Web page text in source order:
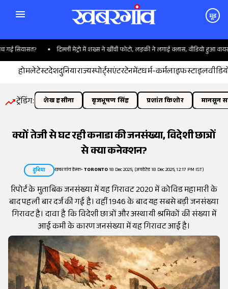
मूड
दिल्ली मेट्रो में शख्स ने खींची फोटो, लड़की ने लगाई क्लास, वीडियो हुआ वायरल
होमलेटेस्टदेशदुनियाराज्यस्पोर्ट्सएंटरटेनमेंटधर्म-कर्मलाइफस्टाइल
ट्रेंडिंग: शेख हसीना बृजभूषण सिंह प्रशांत किशोर मानसून
क्यों तेजी से घट रही कनाडा की जनसंख्या, विदेशी छात्रों
से क्या कनेक्शन?
दुनिया खबरगांव डेस्क•TORONTO18 Dec 2025, (अपडेटेड 18 Dec 2025, 12:17 PM IST)
रिपोर्ट के मुताबिक जनसंख्या में यह गिरावट 2020 में कोविड महामारी के
बाद पहली बार दर्ज की गई है। वहीं 1946 के बाद यह सबसे बड़ी जनसंख्या
गिरावट है। दावा है कि विदेशी छात्रों और अस्थायी श्रमिकों की संख्या में
आई कमी के कारण जनसंख्या में यह गिरावट आई है।